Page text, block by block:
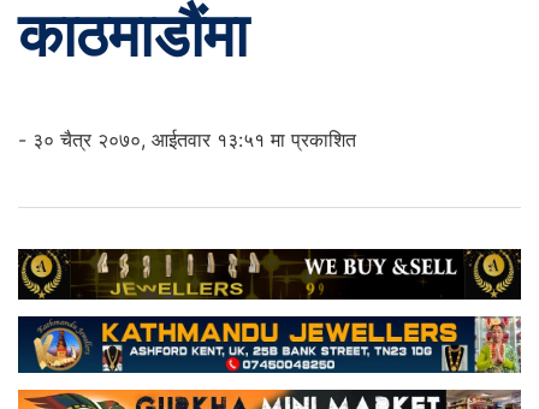
काठमाडौंमा
- ३० चैत्र २०७०, आईतवार १३:५१ मा प्रकाशित